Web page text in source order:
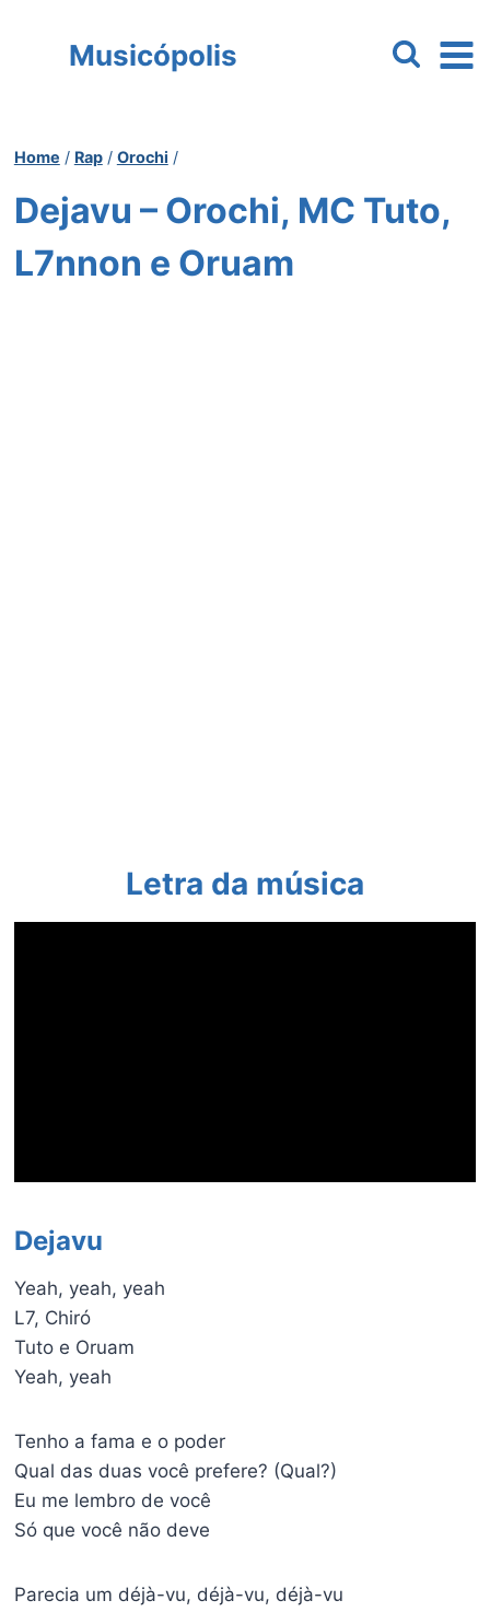
Musicópolis
Home / Rap / Orochi /
Dejavu – Orochi, MC Tuto,
L7nnon e Oruam
Letra da música
Dejavu
Yeah, yeah, yeah
L7, Chiró
Tuto e Oruam
Yeah, yeah
Tenho a fama e o poder
Qual das duas você prefere? (Qual?)
Eu me lembro de você
Só que você não deve
Parecia um déjà-vu, déjà-vu, déjà-vu